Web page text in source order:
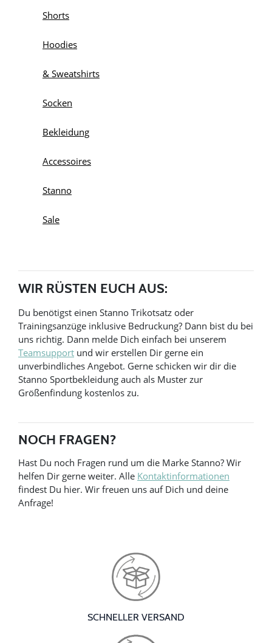
Shorts
Hoodies
& Sweatshirts
Socken
Bekleidung
Accessoires
Stanno
Sale
WIR RÜSTEN EUCH AUS:
Du benötigst einen Stanno Trikotsatz oder
Trainingsanzüge inklusive Bedruckung? Dann bist du bei
uns richtig. Dann melde Dich einfach bei unserem
Teamsupport und wir erstellen Dir gerne ein
unverbindliches Angebot. Gerne schicken wir dir die
Stanno Sportbekleidung auch als Muster zur
Größenfindung kostenlos zu.
NOCH FRAGEN?
Hast Du noch Fragen rund um die Marke Stanno? Wir
helfen Dir gerne weiter. Alle Kontaktinformationen
findest Du hier. Wir freuen uns auf Dich und deine
Anfrage!
SCHNELLER VERSAND